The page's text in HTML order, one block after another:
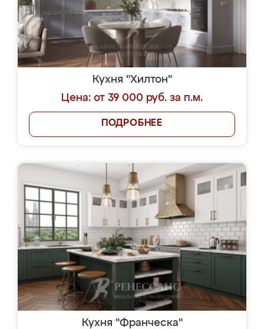
Кухня "Хилтон"
Цена: от 39 000 руб. за п.м.
ПОДРОБНЕЕ
Кухня "Франческа"